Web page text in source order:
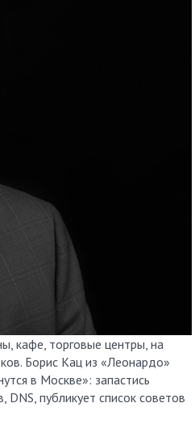
кафе, торговые центры, на
Борис Кац из «Леонардо»
в Москве»: запастись
публикует список советов